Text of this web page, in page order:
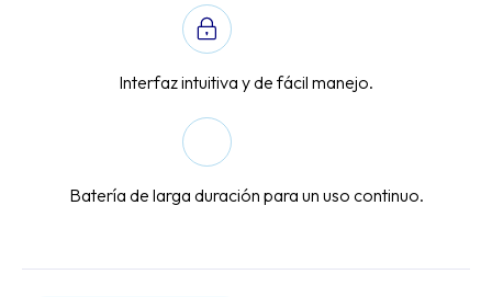
Interfaz intuitiva y de fácil manejo.
Batería de larga duración para un uso continuo.